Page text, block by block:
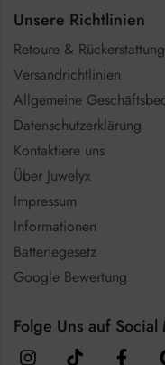
Unsere Richtlinien
Retoure & Rückerstattung
Versandrichtlinien
Allgemeine
Datenschutzerklärung
Kontaktiere uns
Über Juwelyx
Impressum
Informationen
Batteriegesetz
Google Bewertung
Folge Uns auf Social